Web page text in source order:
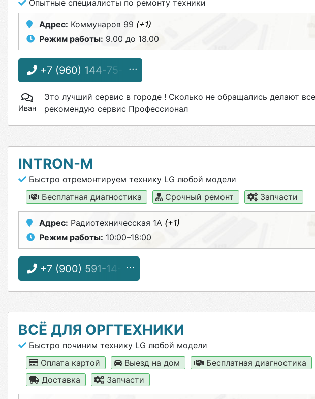
Опытные специалисты по ремонту техники
Адрес: Коммунаров 99 (+1)
Режим работы: 9.00 до 18.00
+7 (960) 144-75-91
Иван
Это лучший сервис в городе ! Сколько не обращались делают
рекомендую сервис Профессионал
INTRON-M
Быстро отремонтируем технику LG любой модели
Бесплатная диагностика
Срочный ремонт Запчасти
Адрес: Радиотехничесская 1А (+1)
Режим работы: 10:00–18:00
+7 (900) 591-14-11
ВСЁ ДЛЯ ОРГТЕХНИКИ
Быстро починим технику LG любой модели
Оплата картой
Выезд на дом Бесплатная диагностика
Доставка
Запчасти